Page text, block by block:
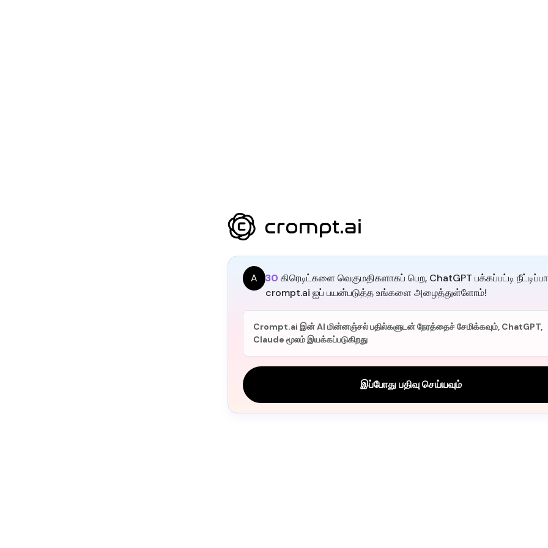
A 30 கிரெடிட்களை வெகுமதிகளாகப் பெற, ChatGPT பக்கப்பட்டி
crompt.ai ஐப் பயன்படுத்த உங்களை அழைத்துள்ளோம்!
Crompt.ai இன் AI மின்னஞ்சல் பதில்களுடன் நேரத்தைச் சேமிக்கவும், ChatGPT,
Claude மூலம் இயக்கப்படுகிறது
இப்போது பதிவு செய்யவும்